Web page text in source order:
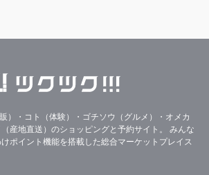
）・コト（体験）・ゴチソウ（グルメ）・オメカ
産地直送）のショッピングと予約サイト。
みんな
ポイント機能を搭載した総合マーケットプレイス